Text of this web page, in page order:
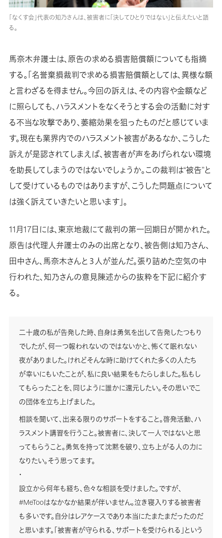
「なくす会」代表の知乃さんは、被害者に「決してひとりではない」と伝えたいと語
る。
馬奈木弁護士は、原告の求める損害賠償額についても指摘
する。「名誉棄損裁判で求める損害賠償額としては、異様な額
と言わざるを得ません。今回の訴えは、その内容や金額など
に照らしても、ハラスメントをなくそうとする会の活動に対す
る不当な攻撃であり、萎縮効果を狙ったものだと感じていま
す。現在も業界内でのハラスメント被害があるなか、こうした
訴えが是認されてしまえば、被害者が声をあげられない環境
を助長してしまうのではないでしょうか。この裁判は“被告”と
して受けているものではありますが、こうした問題点について
は強く訴えていきたいと思います」。
11月17日には、東京地裁にて裁判の第一回期日が開かれた。
原告は代理人弁護士のみの出席となり、被告側は知乃さん、
田中さん、馬奈木さんと３人が並んだ。張り詰めた空気の中
行われた、知乃さんの意見陳述からの抜粋を下記に紹介す
る。
二十歳の私が告発した時、自身は勇気を出して告発したつもり
でしたが、何一つ報われないのではないかと、怖くて眠れない
夜がありました。けれどそんな時に助けてくれた多くの人たち
が幸いにもいたことが、私に良い結果をもたらしました。私もし
てもらったことを、同じように誰かに還元したい。その思いでこ
の団体を立ち上げました。
相談を聞いて、出来る限りのサポートをすること。啓発活動、ハ
ラスメント講習を行うこと。被害者に、決して一人ではないと思
ってもらうこと。勇気を持って沈黙を破り、立ち上がる人の力に
なりたい。そう思ってます。
・
設立から何年も経ち、色々な相談を受けました。ですが、
#MeTooはなかなか結果が伴いません。泣き寝入りする被害者
も多いです。自分はレアケースであり本当にたまたまだったのだ
と思います。「被害者が守られる、サポートを受けられる」という